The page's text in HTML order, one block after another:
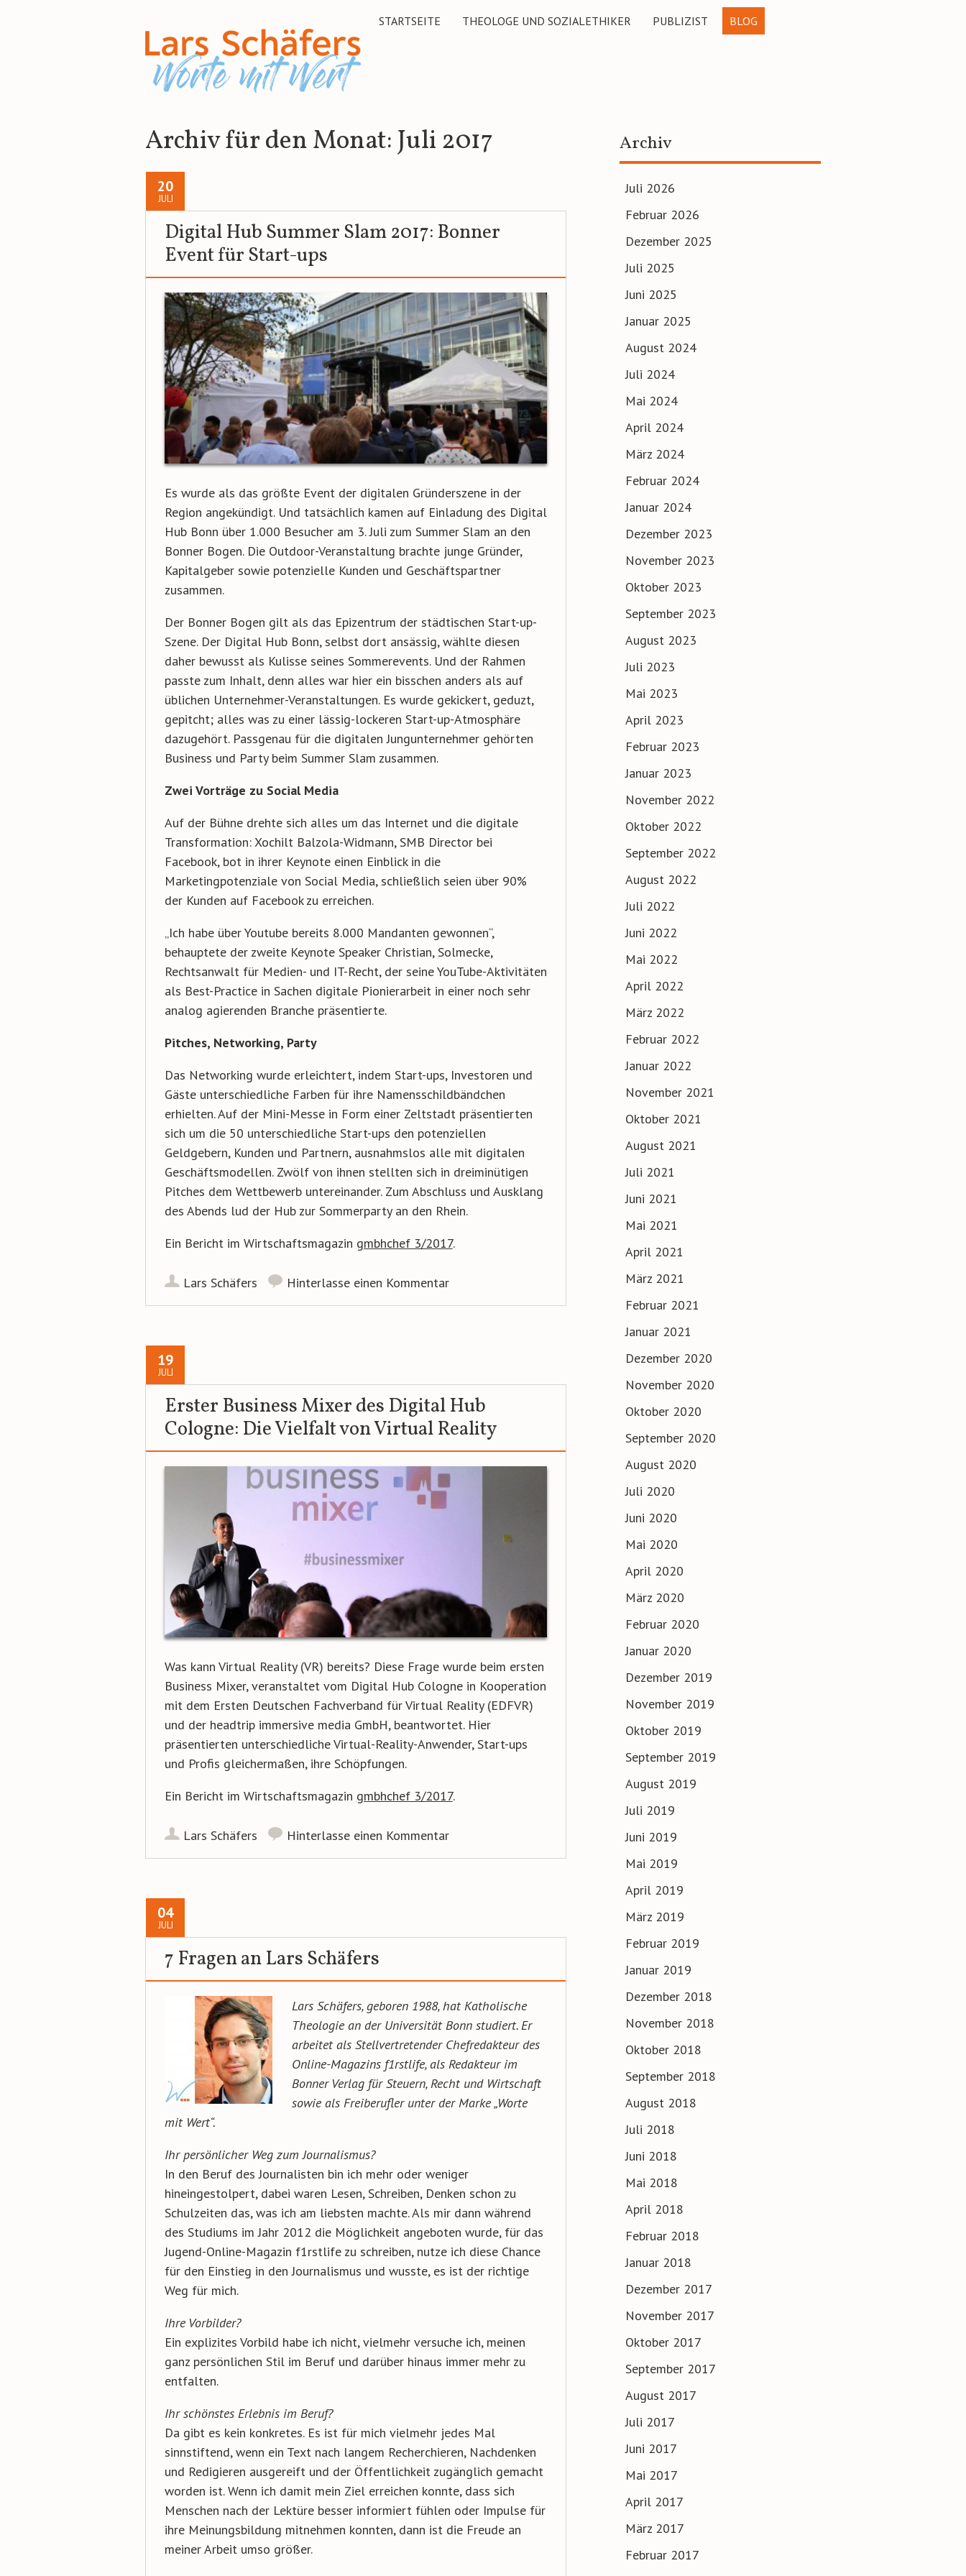
STARTSEITE THEOLOGE UND SOZIALETHIKER PUBLIZIST BLOG
Archiv für den Monat: Juli 2017
20
JULI
Digital Hub Summer Slam 2017: Bonner
Event für Start-ups
Es wurde als das größte Event der digitalen Gründerszene in der
Region angekündigt. Und tatsächlich kamen auf Einladung des Digital
Hub Bonn über 1.000 Besucher am 3. Juli zum Summer Slam an den
Bonner Bogen. Die Outdoor-Veranstaltung brachte junge Gründer,
Kapitalgeber sowie potenzielle Kunden und Geschäftspartner
zusammen.
Der Bonner Bogen gilt als das Epizentrum der städtischen Start-up-
Szene. Der Digital Hub Bonn, selbst dort ansässig, wählte diesen
daher bewusst als Kulisse seines Sommerevents. Und der Rahmen
passte zum Inhalt, denn alles war hier ein bisschen anders als auf
üblichen Unternehmer-Veranstaltungen. Es wurde gekickert, geduzt,
gepitcht; alles was zu einer lässig-lockeren Start-up-Atmosphäre
dazugehört. Passgenau für die digitalen Jungunternehmer gehörten
Business und Party beim Summer Slam zusammen.
Zwei Vorträge zu Social Media
Auf der Bühne drehte sich alles um das Internet und die digitale
Transformation: Xochilt Balzola-Widmann, SMB Director bei
Facebook, bot in ihrer Keynote einen Einblick in die
Marketingpotenziale von Social Media, schließlich seien über 90%
der Kunden auf Facebook zu erreichen.
„Ich habe über Youtube bereits 8.000 Mandanten gewonnen“,
behauptete der zweite Keynote Speaker Christian, Solmecke,
Rechtsanwalt für Medien- und IT-Recht, der seine YouTube-Aktivitäten
als Best-Practice in Sachen digitale Pionierarbeit in einer noch sehr
analog agierenden Branche präsentierte.
Pitches, Networking, Party
Das Networking wurde erleichtert, indem Start-ups, Investoren und
Gäste unterschiedliche Farben für ihre Namensschildbändchen
erhielten. Auf der Mini-Messe in Form einer Zeltstadt präsentierten
sich um die 50 unterschiedliche Start-ups den potenziellen
Geldgebern, Kunden und Partnern, ausnahmslos alle mit digitalen
Geschäftsmodellen. Zwölf von ihnen stellten sich in dreiminütigen
Pitches dem Wettbewerb untereinander. Zum Abschluss und Ausklang
des Abends lud der Hub zur Sommerparty an den Rhein.
Ein Bericht im Wirtschaftsmagazin gmbhchef 3/2017.
Lars Schäfers Hinterlasse einen Kommentar
19
JULI
Erster Business Mixer des Digital Hub
Cologne: Die Vielfalt von Virtual Reality
Was kann Virtual Reality (VR) bereits? Diese Frage wurde beim ersten
Business Mixer, veranstaltet vom Digital Hub Cologne in Kooperation
mit dem Ersten Deutschen Fachverband für Virtual Reality (EDFVR)
und der headtrip immersive media GmbH, beantwortet. Hier
präsentierten unterschiedliche Virtual-Reality-Anwender, Start-ups
und Profis gleichermaßen, ihre Schöpfungen.
Ein Bericht im Wirtschaftsmagazin gmbhchef 3/2017.
Lars Schäfers Hinterlasse einen Kommentar
04
JULI
7 Fragen an Lars Schäfers
Lars Schäfers, geboren 1988, hat Katholische
Theologie an der Universität Bonn studiert. Er
arbeitet als Stellvertretender Chefredakteur des
Online-Magazins f1rstlife, als Redakteur im
Bonner Verlag für Steuern, Recht und Wirtschaft
sowie als Freiberufler unter der Marke „Worte
mit Wert“.
Ihr persönlicher Weg zum Journalismus?
In den Beruf des Journalisten bin ich mehr oder weniger
hineingestolpert, dabei waren Lesen, Schreiben, Denken schon zu
Schulzeiten das, was ich am liebsten machte. Als mir dann während
des Studiums im Jahr 2012 die Möglichkeit angeboten wurde, für das
Jugend-Online-Magazin f1rstlife zu schreiben, nutze ich diese Chance
für den Einstieg in den Journalismus und wusste, es ist der richtige
Weg für mich.
Ihre Vorbilder?
Ein explizites Vorbild habe ich nicht, vielmehr versuche ich, meinen
ganz persönlichen Stil im Beruf und darüber hinaus immer mehr zu
entfalten.
Ihr schönstes Erlebnis im Beruf?
Da gibt es kein konkretes. Es ist für mich vielmehr jedes Mal
sinnstiftend, wenn ein Text nach langem Recherchieren, Nachdenken
und Redigieren ausgereift und der Öffentlichkeit zugänglich gemacht
worden ist. Wenn ich damit mein Ziel erreichen konnte, dass sich
Menschen nach der Lektüre besser informiert fühlen oder Impulse für
ihre Meinungsbildung mitnehmen konnten, dann ist die Freude an
meiner Arbeit umso größer.
Archiv
Juli 2026
Februar 2026
Dezember 2025
Juli 2025
Juni 2025
Januar 2025
August 2024
Juli 2024
Mai 2024
April 2024
März 2024
Februar 2024
Januar 2024
Dezember 2023
November 2023
Oktober 2023
September 2023
August 2023
Juli 2023
Mai 2023
April 2023
Februar 2023
Januar 2023
November 2022
Oktober 2022
September 2022
August 2022
Juli 2022
Juni 2022
Mai 2022
April 2022
März 2022
Februar 2022
Januar 2022
November 2021
Oktober 2021
August 2021
Juli 2021
Juni 2021
Mai 2021
April 2021
März 2021
Februar 2021
Januar 2021
Dezember 2020
November 2020
Oktober 2020
September 2020
August 2020
Juli 2020
Juni 2020
Mai 2020
April 2020
März 2020
Februar 2020
Januar 2020
Dezember 2019
November 2019
Oktober 2019
September 2019
August 2019
Juli 2019
Juni 2019
Mai 2019
April 2019
März 2019
Februar 2019
Januar 2019
Dezember 2018
November 2018
Oktober 2018
September 2018
August 2018
Juli 2018
Juni 2018
Mai 2018
April 2018
Februar 2018
Januar 2018
Dezember 2017
November 2017
Oktober 2017
September 2017
August 2017
Juli 2017
Juni 2017
Mai 2017
April 2017
März 2017
Februar 2017